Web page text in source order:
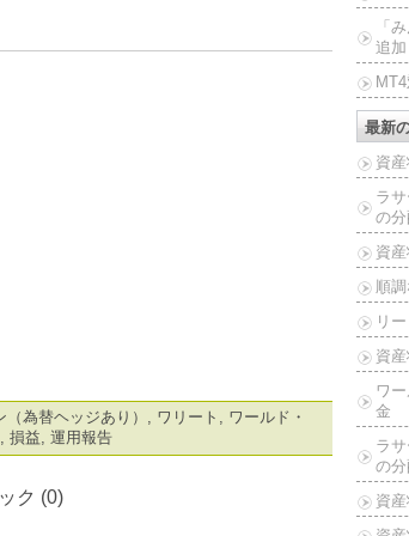
為替ヘッジあり） , ワリート , ワールド・
, 損益, 運用報告
ク (0)
「
追加
最新
資
ラ
の
資
順
リ
資
ワ
金
ラ
の
資